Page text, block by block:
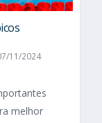
11/2024
melhor